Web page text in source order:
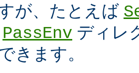
が、たとえば
PassEnv ディレ
きます。